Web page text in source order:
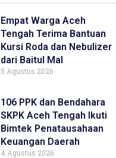
Empat Warga Aceh
Tengah Terima Bantuan
Kursi Roda dan Nebulizer
dari Baitul Mal
5 Agustus 2026
106 PPK dan Bendahara
SKPK Aceh Tengah Ikuti
Bimtek Penatausahaan
Keuangan Daerah
4 Agustus 2026